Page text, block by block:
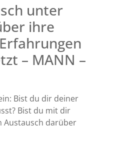
unter
ihre
– MANN –
Bist du dir deiner
Bist du mit dir
Austausch darüber